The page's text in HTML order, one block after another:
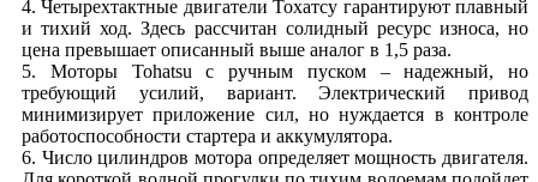
4. Четырехтактные двигатели Тохатсу гарантируют плавный
и тихий ход. Здесь рассчитан солидный ресурс износа, но
цена превышает описанный выше аналог в 1,5 раза.
5. Моторы Tohatsu с ручным пуском – надежный, но
требующий усилий, вариант. Электрический привод
минимизирует приложение сил, но нуждается в контроле
работоспособности стартера и аккумулятора.
6. Число цилиндров мотора определяет мощность двигателя.